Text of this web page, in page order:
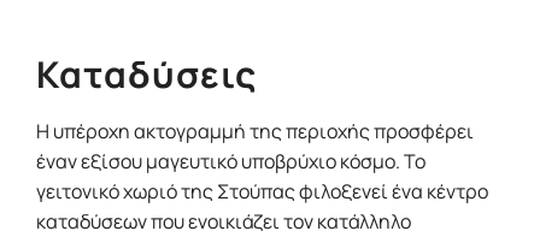
Καταδύσεις
Η υπέροχη ακτογραμμή της περιοχής προσφέρει
έναν εξίσου μαγευτικό υποβρύχιο κόσμο. Το
γειτονικό χωριό της Στούπας φιλοξενεί ένα κέντρο
καταδύσεων που ενοικιάζει τον κατάλληλο